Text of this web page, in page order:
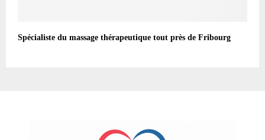
Spécialiste du massage thérapeutique tout près de Fribourg